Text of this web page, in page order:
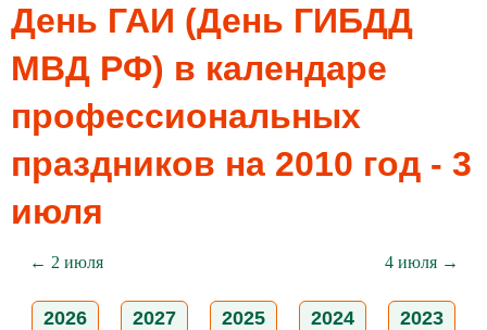
День ГАИ (День ГИБДД
МВД РФ) в календаре
профессиональных
праздников на 2010 год - 3
июля
← 2 июля 4 июля →
2026 2027 2025 2024 2023